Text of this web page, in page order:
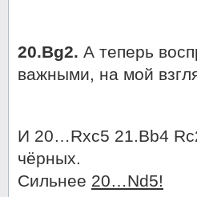
20.Bg2. А теперь
важными, на мой
И 20…Rxc5 21.Bb4
чёрных.
Сильнее 20…Nd5!